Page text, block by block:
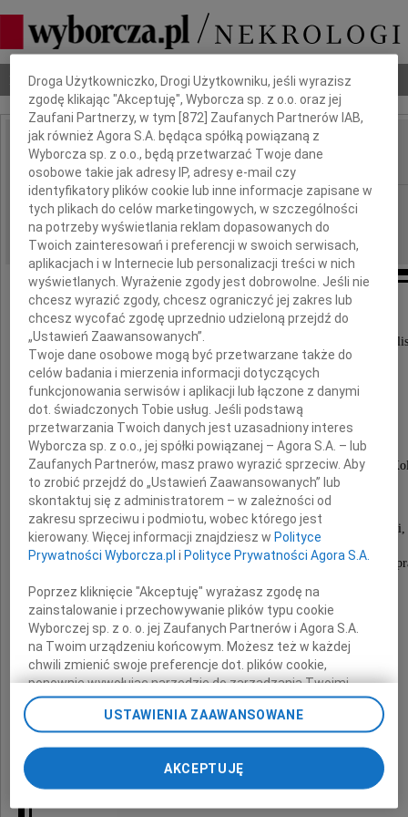
Nekrologi Odeszli Poradnik pogrzebowy
IMIĘ I NAZWISKO: Karol Lewkowicz
REGION: Zielona Góra
DATA EMISJI: 07.04.2017
Dnia 4 kwietnia 2017 roku odszedł od nas
wieloletni, zasłużony pracownik, wybitny
Karol Lewkowicz
Z głębokim smutkiem żegnamy naszego dobrego
Mentora i Nauczyciela młodej kadry.
Dziękujemy Karolu za 23 lata spędzone z nami,
za współtworzenie historii Medimu,
za zaangażowanie i pasję, jaką wkładałeś w swoją
Wyrazy współczucia
Rodzinie i Najbliższym
Dbamy o Twoją prywatność
Droga Użytkowniczko, Drogi Użytkowniku, jeśli wyrazisz
zgodę klikając "Akceptuję", Wyborcza sp. z o.o. oraz jej
Zaufani Partnerzy, w tym [872 ] Zaufanych Partnerów IAB,
jak również Agora S.A. będąca spółką powiązaną z
Wyborcza sp. z o.o., będą przetwarzać Twoje dane
osobowe takie jak adresy IP, adresy e-mail czy
identyfikatory plików cookie lub inne informacje zapisane w
tych plikach do celów marketingowych, w szczególności
na potrzeby wyświetlania reklam dopasowanych do
Twoich zainteresowań i preferencji w swoich serwisach,
aplikacjach i w Internecie lub personalizacji treści w nich
wyświetlanych. Wyrażenie zgody jest dobrowolne. Jeśli nie
chcesz wyrazić zgody, chcesz ograniczyć jej zakres lub
chcesz wycofać zgodę uprzednio udzieloną przejdź do
„Ustawień Zaawansowanych”.
Twoje dane osobowe mogą być przetwarzane także do
celów badania i mierzenia informacji dotyczących
funkcjonowania serwisów i aplikacji lub łączone z danymi
dot. świadczonych Tobie usług. Jeśli podstawą
przetwarzania Twoich danych jest uzasadniony interes
Wyborcza sp. z o.o., jej spółki powiązanej – Agora S.A. – lub
Zaufanych Partnerów, masz prawo wyrazić sprzeciw. Aby
to zrobić przejdź do „Ustawień Zaawansowanych” lub
skontaktuj się z administratorem – w zależności od
zakresu sprzeciwu i podmiotu, wobec którego jest
kierowany. Więcej informacji znajdziesz w Polityce
Prywatności Wyborcza.pl i Polityce Prywatności Agora S.A.
Poprzez kliknięcie "Akceptuję" wyrażasz zgodę na
zainstalowanie i przechowywanie plików typu cookie
Wyborczej sp. z o. o. jej Zaufanych Partnerów i Agora S.A.
na Twoim urządzeniu końcowym. Możesz też w każdej
chwili zmienić swoje preferencje dot. plików cookie,
ponownie wywołując narzędzie do zarządzania Twoimi
preferencjami dot. przetwarzania danych poprzez
odnośnik „Ustawienia prywatności” w stopce serwisu i
Zmiana ustawień plików cookie możliwa jest także za
pomocą ustawień przeglądarki.
My, nasi Zaufani Partnerzy i Agora S.A. możemy
USTAWIENIA ZAAWANSOWANE
AKCEPTUJĘ